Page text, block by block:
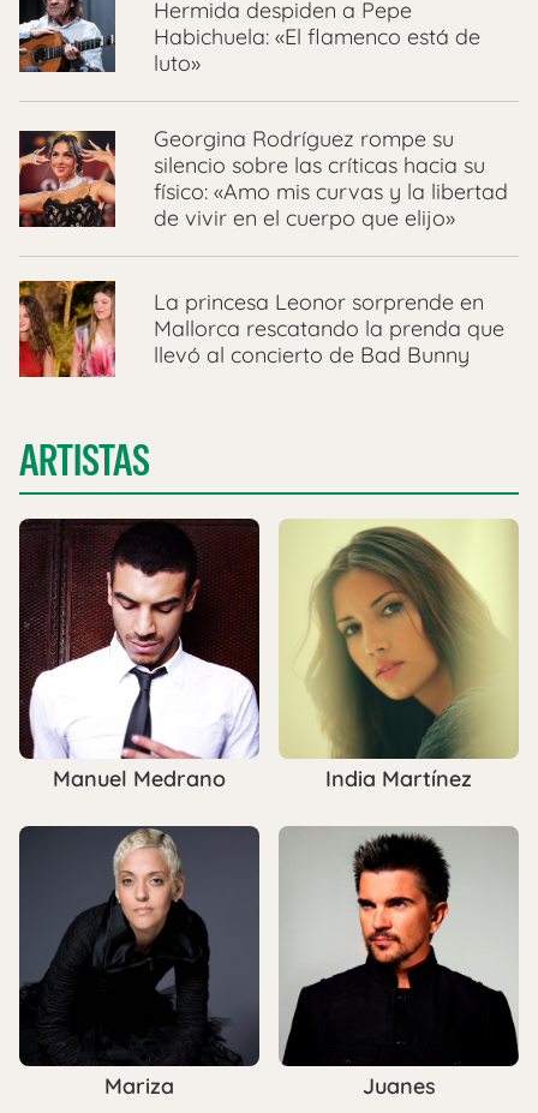
Hermida despiden a Pepe
Habichuela: «El flamenco está de
luto»
Georgina Rodríguez rompe su
silencio sobre las críticas hacia su
físico: «Amo mis curvas y la libertad
de vivir en el cuerpo que elijo»
La princesa Leonor sorprende en
Mallorca rescatando la prenda que
llevó al concierto de Bad Bunny
ARTISTAS
Manuel Medrano India Martínez
Mariza Juanes